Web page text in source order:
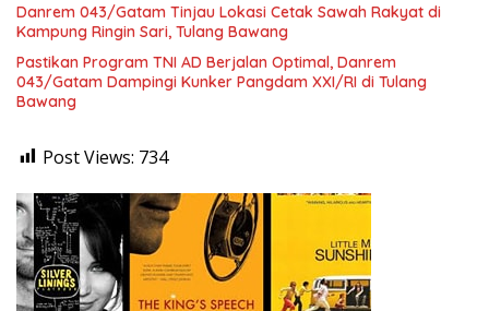
Danrem 043/Gatam Tinjau Lokasi Cetak Sawah Rakyat di
Kampung Ringin Sari, Tulang Bawang
Pastikan Program TNI AD Berjalan Optimal, Danrem
043/Gatam Dampingi Kunker Pangdam XXI/RI di Tulang
Bawang
Post Views: 734